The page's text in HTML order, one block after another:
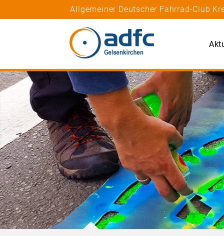
Allgemeiner Deutscher Fahrrad-Club